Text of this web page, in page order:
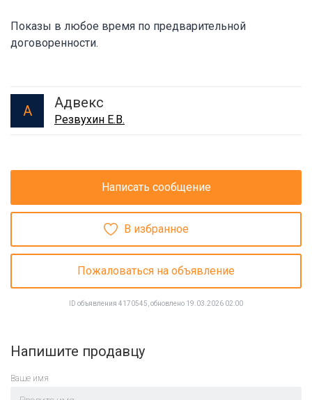
Показы в любое время по предварительной
договоренности.
А Адвекс
Резвухин Е.В.
Написать сообщение
В избранное
Пожаловаться на объявление
ID объявления 4170545, обновлено 19.03.2026 02:00
Напишите продавцу
Ваше имя